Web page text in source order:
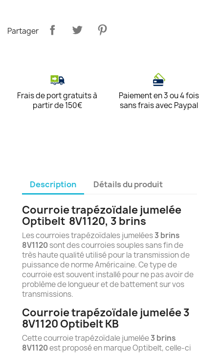
Partager
Frais de port gratuits à
partir de 150€
Paiement en 3 ou 4 fois
sans frais avec Paypal
Description Détails du produit
Courroie trapézoïdale jumelée
Optibelt 8V1120, 3 brins
Les courroies trapézoïdales jumelées3 brins
8V1120sont des courroies souples sans fin de
très haute qualité utilisé pour la transmission de
puissance de norme Américaine. Ce type de
courroie est souvent installé pour ne pas avoir de
problème de longueur et de battement sur vos
transmissions.
Courroie trapézoïdale jumelée 3
8V1120 Optibelt KB
Cette courroie trapézoïdale jumelée3 brins
8V1120est proposé en marque Optibelt, celle-ci